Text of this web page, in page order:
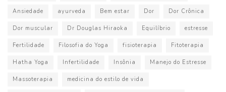
Ansiedade ayurveda Bem estar Dor Dor Crônica
Dor muscular Dr Douglas Hiraoka Equilíbrio estresse
Fertilidade Filosofia do Yoga fisioterapia Fitoterapia
Hatha Yoga Infertilidade Insônia Manejo do Estresse
Massoterapia medicina do estilo de vida